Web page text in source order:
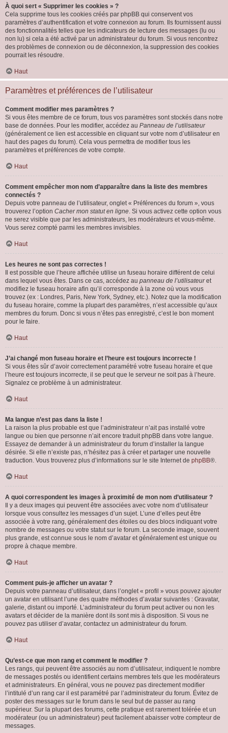
À quoi sert « Supprimer les cookies » ?
Cela supprime tous les cookies créés par phpBB qui conservent vos
paramètres d’authentification et votre connexion au forum. Ils fournissent aussi
des fonctionnalités telles que les indicateurs de lecture des messages (lu ou
non lu) si cela a été activé par un administrateur du forum. Si vous rencontrez
des problèmes de connexion ou de déconnexion, la suppression des cookies
pourrait les résoudre.
Haut
Paramètres et préférences de l’utilisateur
Comment modifier mes paramètres ?
Si vous êtes membre de ce forum, tous vos paramètres sont stockés dans notre
base de données. Pour les modifier, accédez au Panneau de l’utilisateur
(généralement ce lien est accessible en cliquant sur votre nom d’utilisateur en
haut des pages du forum). Cela vous permettra de modifier tous les
paramètres et préférences de votre compte.
Haut
Comment empêcher mon nom d’apparaître dans la liste des membres
connectés ?
Depuis votre panneau de l’utilisateur, onglet « Préférences du forum », vous
trouverez l’option Cacher mon statut en ligne. Si vous activez cette option vous
ne serez visible que par les administrateurs, les modérateurs et vous-même.
Vous serez compté parmi les membres invisibles.
Haut
Les heures ne sont pas correctes !
Il est possible que l’heure affichée utilise un fuseau horaire différent de celui
dans lequel vous êtes. Dans ce cas, accédez au panneau de l’utilisateuret
modifiez le fuseau horaire afin qu’il corresponde à la zone où vous vous
trouvez (ex : Londres, Paris, New York, Sydney, etc.). Notez que la modification
du fuseau horaire, comme la plupart des paramètres, n’est accessible qu’aux
membres du forum. Donc si vous n’êtes pas enregistré, c’est le bon moment
pour le faire.
Haut
J’ai changé mon fuseau horaire et l’heure est toujours incorrecte !
Si vous êtes sûr d’avoir correctement paramétré votre fuseau horaire et que
l’heure est toujours incorrecte, il se peut que le serveur ne soit pas à l’heure.
Signalez ce problème à un administrateur.
Haut
Ma langue n’est pas dans la liste !
La raison la plus probable est que l’administrateur n’ait pas installé votre
langue ou bien que personne n’ait encore traduit phpBB dans votre langue.
Essayez de demander à un administrateur du forum d’installer la langue
désirée. Si elle n’existe pas, n’hésitez pas à créer et partager une nouvelle
traduction. Vous trouverez plus d’informations sur le site Internet de phpBB®.
Haut
A quoi correspondent les images à proximité de mon nom d’utilisateur ?
Il y a deux images qui peuvent être associées avec votre nom d’utilisateur
lorsque vous consultez les messages d’un sujet. L’une d’elles peut être
associée à votre rang, généralement des étoiles ou des blocs indiquant votre
nombre de messages ou votre statut sur le forum. La seconde image, souvent
plus grande, est connue sous le nom d’avatar et généralement est unique ou
propre à chaque membre.
Haut
Comment puis-je afficher un avatar ?
Depuis votre panneau d’utilisateur, dans l’onglet « profil » vous pouvez ajouter
un avatar en utilisant l’une des quatre méthodes d’avatar suivantes : Gravatar,
galerie, distant ou importé. L’administrateur du forum peut activer ou non les
avatars et décider de la manière dont ils sont mis à disposition. Si vous ne
pouvez pas utiliser d’avatar, contactez un administrateur du forum.
Haut
Qu’est-ce que mon rang et comment le modifier ?
Les rangs, qui peuvent être associés au nom d’utilisateur, indiquent le nombre
de messages postés ou identifient certains membres tels que les modérateurs
et administrateurs. En général, vous ne pouvez pas directement modifier
l’intitulé d’un rang car il est paramétré par l’administrateur du forum. Évitez de
poster des messages sur le forum dans le seul but de passer au rang
supérieur. Sur la plupart des forums, cette pratique est rarement tolérée et un
modérateur (ou un administrateur) peut facilement abaisser votre compteur de
messages.